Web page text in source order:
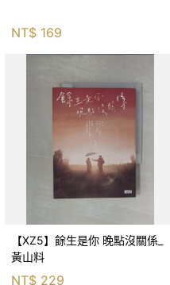
NT$ 169
【XZ5】餘生是你 晚點沒關係_
黃山料
NT$ 229